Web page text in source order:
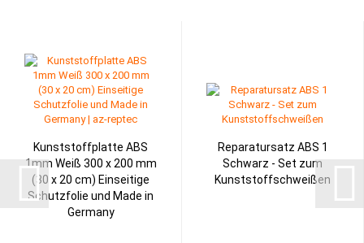
Kunststoffplatte ABS
1mm Weiß 300 x 200 mm
(30 x 20 cm) Einseitige
Schutzfolie und Made in
Germany
Reparatursatz ABS 1
Schwarz - Set zum
Kunststoffschweißen